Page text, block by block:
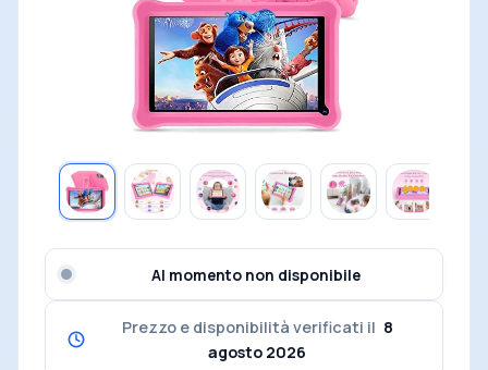
Al momento non disponibile
Prezzo e disponibilità verificati il 8
agosto 2026